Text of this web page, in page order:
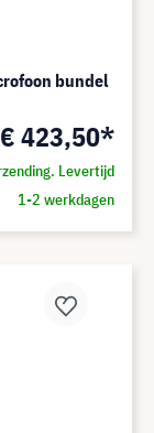
bundel
€ 423,50*
Levertijd
1-2 werkdagen